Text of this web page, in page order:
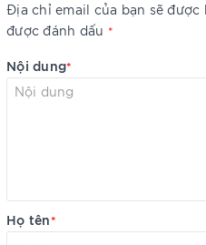
Địa chỉ email của bạn sẽ
được đánh dấu *
Nội dung*
Họ tên*